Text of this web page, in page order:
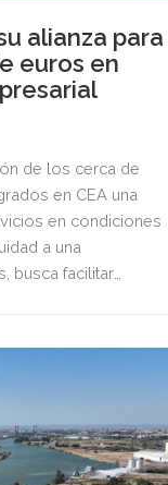
alianza para
euros en
de los cerca de
en CEA una
en condiciones
a una
busca facilitar
uno de los